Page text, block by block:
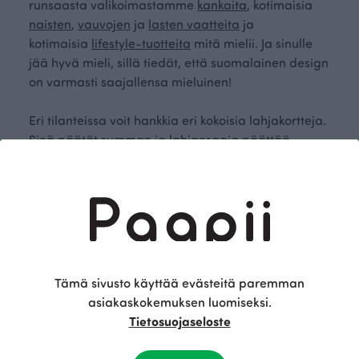
runsaasta valikoimastamme kankaita, kotimaisia
naisten, vauvojen ja lasten vaatteita ja
kotimaisia lifestyle-tuotteita mitä mielii. Ja sinulle
jää hyvä mieli, sillä tiedät, että suomalainen design
on varmasti saajallensa mieluinen!
Eri tilanteissa voit hankkia eri kokoisia lahjakortteja.
Sinä päätät summan ja lahjansaaja päättää
Lahjakortin voi käyttää Paapiin verkkokaupassa
www.paapiidesign.com tai Paapiin
tehtaanmyymälässä Kokkolassa. Voimme myös
sähköisesti. Kortti on voimassa 12kk ostopäivästä.
Meiltä saat lahjakortit suomeksi, ruotsiksi ja
Tämä sivusto käyttää evästeitä paremman
asiakaskokemuksen luomiseksi.
Tietosuojaseloste